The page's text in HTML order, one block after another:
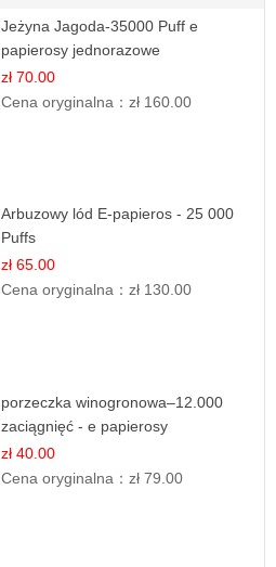
Jeżyna Jagoda-35000 Puff e
papierosy jednorazowe
zł 70.00
Cena oryginalna：zł 160.00
Arbuzowy lód E-papieros - 25 000
Puffs
zł 65.00
Cena oryginalna：zł 130.00
porzeczka winogronowa–12.000
zaciągnięć - e papierosy
zł 40.00
Cena oryginalna：zł 79.00